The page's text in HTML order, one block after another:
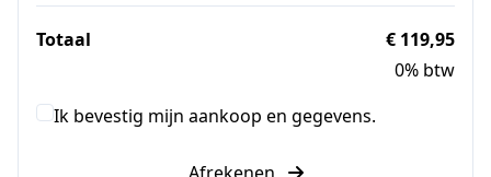
Totaal
€ 119,95
0% btw
Ik bevestig mijn aankoop en gegevens.